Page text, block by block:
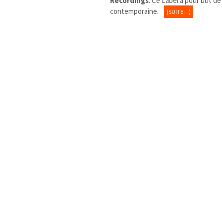
contemporaine.
(SUITE…)